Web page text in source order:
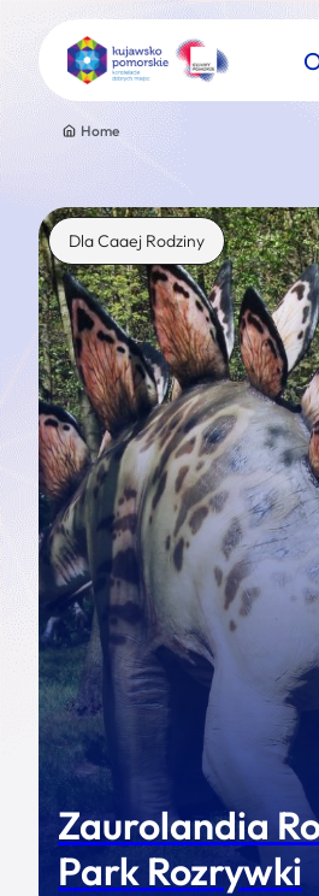
Znajdź atrakcję
Nazwa atrakcji
Home
Dla Caaej Rodziny
Zaurolandia
Park Rozrywki